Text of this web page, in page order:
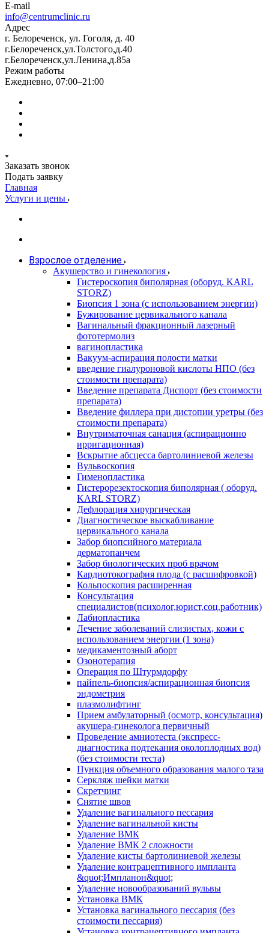
E-mail
info@centrumclinic.ru
Адрес
г. Белореченск, ул. Гоголя, д. 40
г.Белореченск,ул.Толстого,д.40
г.Белореченск,ул.Ленина,д.85а
Режим работы
Ежедневно, 07:00–21:00
Заказать звонок
Подать заявку
Главная
Услуги и цены
Взрослое отделение
Акушерство и гинекология
Гистероскопия биполярная (оборуд. KARL
STORZ)
Биопсия 1 зона (с использованием энергии)
Бужирование цервикального канала
Вагинальный фракционный лазерный
фототермолиз
вагинопластика
Вакуум-аспирация полости матки
введение гиалуроновой кислоты НПО (без
стоимости препарата)
Введение препарата Диспорт (без стоимости
препарата)
Введение филлера при дистопии уретры (без
стоимости препарата)
Внутриматочная санация (аспирационно
ирригационная)
Вскрытие абсцесса бартолиниевой железы
Вульвоскопия
Гименопластика
Гистерорезектоскопия биполярная ( оборуд.
KARL STORZ)
Дефлорация хирургическая
Диагностическое выскабливание
цервикального канала
Забор биопсийного материала
дерматопанчем
Забор биологических проб врачом
Кардиотокография плода (с расшифровкой)
Кольпоскопия расширенная
Консультация
специалистов(психолог,юрист,соц.работник)
Лабиопластика
Лечение заболеваний слизистых, кожи с
использованием энергии (1 зона)
медикаментозный аборт
Озонотерапия
Операция по Штурмдорфу
пайпель-биопсия/аспирационная биопсия
эндометрия
плазмолифтинг
Прием амбулаторный (осмотр, консультация)
акушера-гинеколога первичный
Проведение амниотеста (экспресс-
диагностика подтекания околоплодных вод)
(без стоимости теста)
Пункция объемного образования малого таза
Серкляж шейки матки
Скретчинг
Снятие швов
Удаление вагинального пессария
Удаление вагинальной кисты
Удаление ВМК
Удаление ВМК 2 сложности
Удаление кисты бартолиниевой железы
Удаление контрацептивного импланта
&quot;Импланон&quot;
Удаление новообразований вульвы
Установка ВМК
Установка вагинального пессария (без
стоимости пессария)